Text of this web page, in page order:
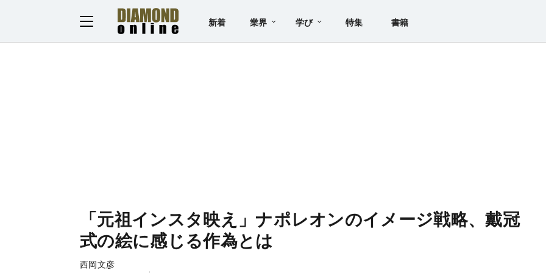
新着 業界 学び 特集 書籍
「元祖インスタ映え」ナポレオンのイメージ戦略、戴冠
式の絵に感じる作為とは
西岡文彦